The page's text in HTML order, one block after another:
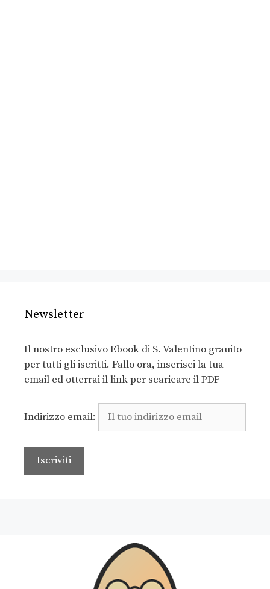
Newsletter
Il nostro esclusivo Ebook di S. Valentino grauito
per tutti gli iscritti. Fallo ora, inserisci la tua
email ed otterrai il link per scaricare il PDF
Indirizzo email: